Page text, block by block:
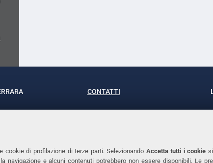
di profilazione di terze parti. Selezionando Accetta tutti i cookie
navigazione e alcuni contenuti potrebbero non essere disponibili. Le
CONTATTI
Tel. +39 0532 293111